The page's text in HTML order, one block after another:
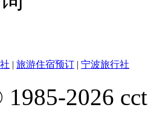
| 旅游住宿预订 | 宁波旅行社
2026